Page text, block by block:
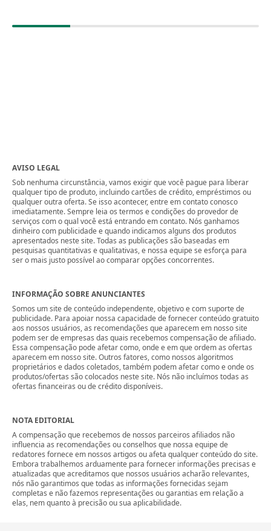
AVISO LEGAL
Sob nenhuma circunstância, vamos exigir que você pague para liberar
qualquer tipo de produto, incluindo cartões de crédito, empréstimos ou
qualquer outra oferta. Se isso acontecer, entre em contato conosco
imediatamente. Sempre leia os termos e condições do provedor de
serviços com o qual você está entrando em contato. Nós ganhamos
dinheiro com publicidade e quando indicamos alguns dos produtos
apresentados neste site. Todas as publicações são baseadas em
pesquisas quantitativas e qualitativas, e nossa equipe se esforça para
ser o mais justo possível ao comparar opções concorrentes.
INFORMAÇÃO SOBRE ANUNCIANTES
Somos um site de conteúdo independente, objetivo e com suporte de
publicidade. Para apoiar nossa capacidade de fornecer conteúdo gratuito
aos nossos usuários, as recomendações que aparecem em nosso site
podem ser de empresas das quais recebemos compensação de afiliado.
Essa compensação pode afetar como, onde e em que ordem as ofertas
aparecem em nosso site. Outros fatores, como nossos algoritmos
proprietários e dados coletados, também podem afetar como e onde os
produtos/ofertas são colocados neste site. Nós não incluímos todas as
ofertas financeiras ou de crédito disponíveis.
NOTA EDITORIAL
A compensação que recebemos de nossos parceiros afiliados não
influencia as recomendações ou conselhos que nossa equipe de
redatores fornece em nossos artigos ou afeta qualquer conteúdo do site.
Embora trabalhemos arduamente para fornecer informações precisas e
atualizadas que acreditamos que nossos usuários acharão relevantes,
nós não garantimos que todas as informações fornecidas sejam
completas e não fazemos representações ou garantias em relação a
elas, nem quanto à precisão ou sua aplicabilidade.